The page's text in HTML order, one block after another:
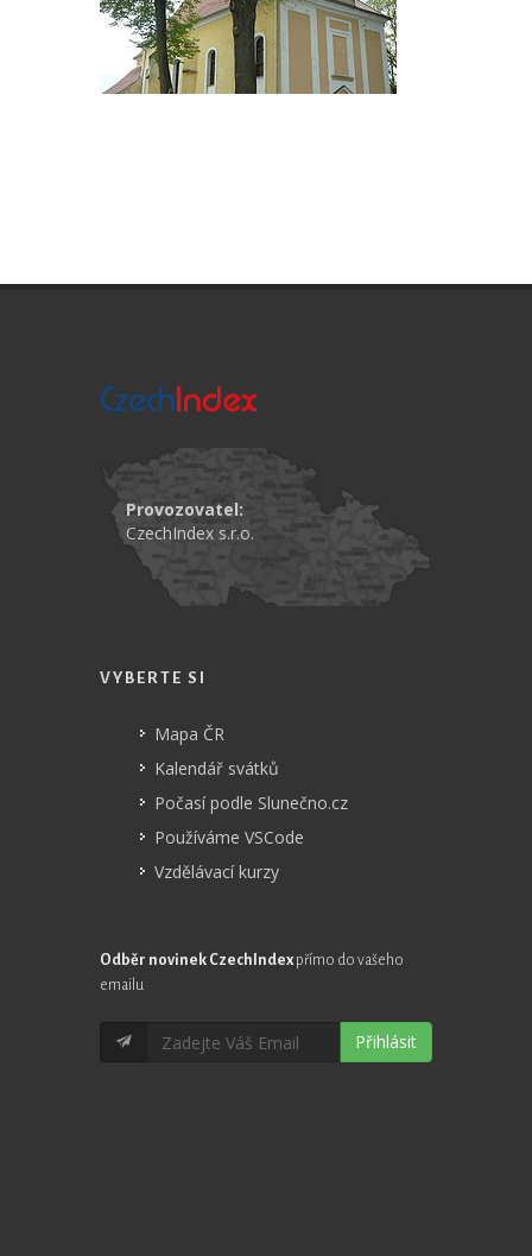
Provozovatel:
CzechIndex s.r.o.
VYBERTE SI
Mapa ČR
Kalendář svátků
Počasí podle Slunečno.cz
Používáme VSCode
Vzdělávací kurzy
Odběr novinek CzechIndex přímo do vašeho
emailu
Přihlásit